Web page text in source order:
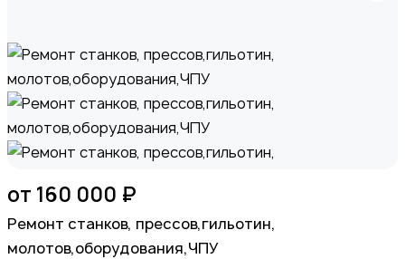
от 160 000 ₽
Ремонт станков, прессов,гильотин,
молотов,оборудования,ЧПУ